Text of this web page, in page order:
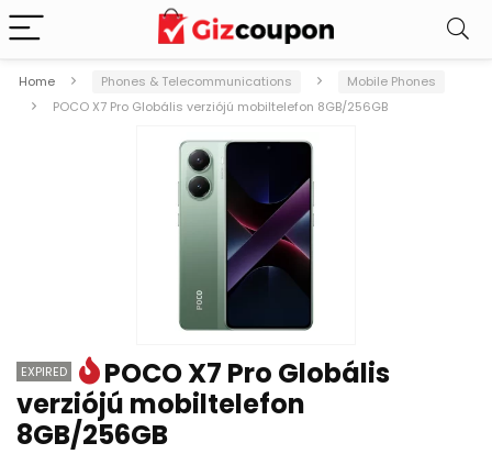
Home Phones & Telecommunications
Mobile Phones
POCO X7 Pro Globális verziójú mobiltelefon 8GB/256GB
EXPIRED
POCO X7 Pro Globális
verziójú mobiltelefon
8GB/256GB